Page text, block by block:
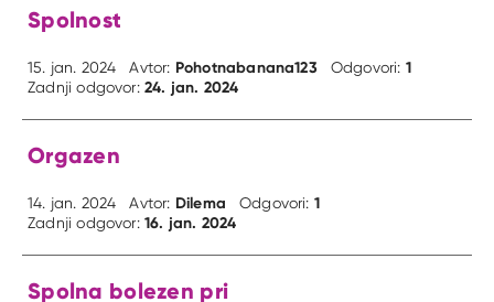
Spolnost
15. jan. 2024 Avtor: Pohotnabanana123 Odgovori: 1
Zadnji odgovor:24. jan. 2024
Orgazen
14. jan. 2024 Avtor: Dilema Odgovori: 1
Zadnji odgovor:16. jan. 2024
Spolna bolezen pri